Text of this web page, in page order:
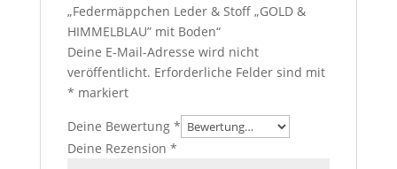
„Federmäppchen Leder & Stoff „GOLD &
HIMMELBLAU” mit Boden“
Deine E-Mail-Adresse wird nicht
veröffentlicht. Erforderliche Felder sind mit
* markiert
Deine Bewertung *
Deine Rezension *